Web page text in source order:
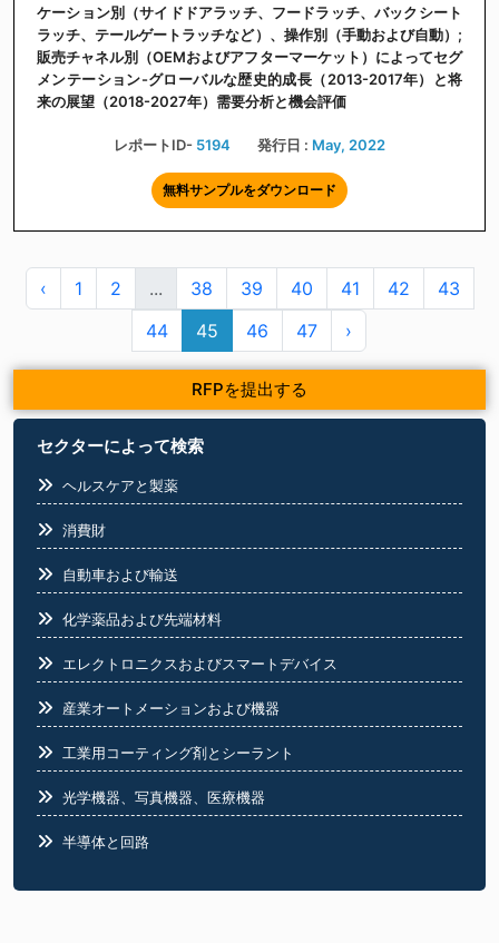
ケーション別（サイドドアラッチ、フードラッチ、バックシート
ラッチ、テールゲートラッチなど）、操作別（手動および自動）;
販売チャネル別（OEMおよびアフターマーケット）によってセグ
メンテーション-グローバルな歴史的成長（2013-2017年）と将
来の展望（2018-2027年）需要分析と機会評価
レポートID- 5194 発行日 : May, 2022
無料サンプルをダウンロード
‹ 1 2 ... 38 39 40 41 42
43
44
45 46 47 ›
RFPを提出する
セクターによって検索
ヘルスケアと製薬
消費財
自動車および輸送
化学薬品および先端材料
エレクトロニクスおよびスマートデバイス
産業オートメーションおよび機器
工業用コーティング剤とシーラント
光学機器、写真機器、医療機器
半導体と回路